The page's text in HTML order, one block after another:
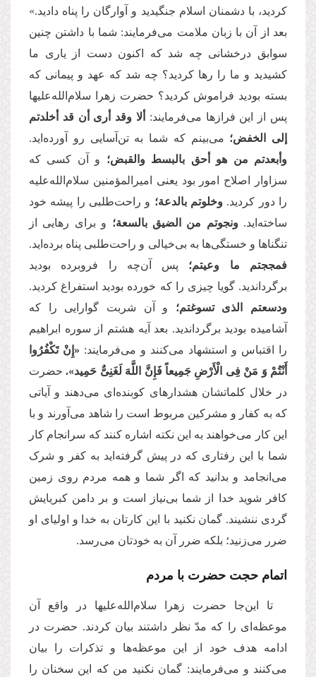
کردید، با دشمنان اسلام جنگیدید و آوارگان را پناه دادید.»
بعد از آن با زبان ملامت می‌فرمایند: شما با داشتن چنین
سوابق درخشانی چه شد که اکنون دست از یاری ما
کشیدید و ما را رها کردید؟ چه شد که عهد و پیمانی که
بسته بودید فراموش کردید؟ حضرت زهرا سلام‌الله‌علیها
پس از این فرازها می‌فرمایند:
ألا وقد أرى أن قد أخلدتم
إلى الخفض؛ می‌بینم که شما به تن‌آسایی رو آورده‌اید.
وأبعدتم من هو أحق بالبسط والقبض؛ و آن کسی که
سزاوار اصلاح امور بود یعنی امیرالمؤمنین سلام‌الله‌علیه
را دور کردید. وخلوتم بالدعة؛ و راحت‌طلبی را پیشه خود
ساخته‌اید.ونجوتم من الضیق بالسعة؛ و برای رهایی از
تنگناها و خستگی‌ها به بی‌خیالی و راحت‌طلبی پناه برده‌اید.
فمججتم ما وعیتم؛ پس آن‌چه را فروبرده بودید
برگرداندید. گویا چیزی را که خورده بودید استفراغ کردید.
ودسعتم الذی تسوغتم؛ و آن شربت گوارایی را که
آشامیده بودید برگرداندید. بعد آیه هشتم از سوره ابراهیم
را اقتباس و استشهاد می‌کنند و می‌فرمایند: «إِنْ تَكْفُرُوا
أَنْتُمْ وَ مَنْ فِی الْأَرْضِ جَمِیعاً فَإِنَّ اللَّهَ لَغَنِیٌّ حَمِید».حضرت
در خلال کلماتشان هشدارهای کوبنده‌ای می‌دهند و آیاتی
که به کفار و مشرکین مربوط است را شاهد می‌آورند و با
این کار می‌خواهند به این نکته اشاره کنند که سرانجام کار
شما با این رفتاری که در پیش گرفته‌اید به کفر و شرک
می‌انجامد و بدانید که اگر شما و همه مردم روی زمین
کافر شوید خدا از شما بی‌نیاز است و بر دامن کبریایش
گردی ننشیند. گمان نکنید با این کارتان به خدا و اولیای او
ضرر می‌زنید؛ بلکه ضرر آن به خودتان می‌رسد.
اتمام حجت حضرت با مردم
تا این‌جا حضرت زهرا سلام‌الله‌علیها در واقع آن
موعظه‌ای را که مدّ نظر داشتند بیان کردند. حضرت در
ادامه هدف خود از این موعظه‌ها و تذکرات را بیان
می‌کنند و می‌فرمایند: گمان نکنید من که این سخنان را